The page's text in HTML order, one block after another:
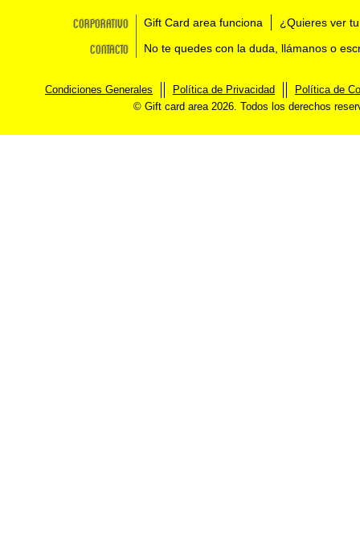
Corporativo Gift Card area funciona ¿Quieres ver
Contacto No te quedes con la duda, llámanos o
Condiciones Generales Política de Privacidad
Política de
© Gift card area 2026. Todos los derechos